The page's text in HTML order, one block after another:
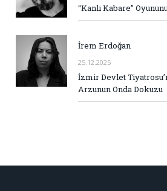
“Kanlı Kabare”
İrem Erdoğan
25.12.2025
İzmir Devlet
Arzunun Onda Dokuzu